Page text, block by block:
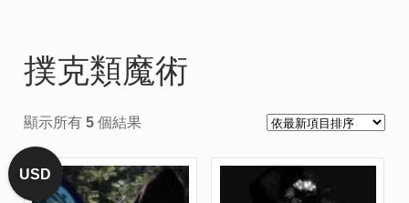
撲克類魔術
顯示所有 5 個結果
USD